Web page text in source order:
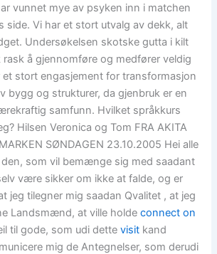
vunnet mye av psyken inn i matchen
side. Vi har et stort utvalg av dekk, alt
Undersøkelsen skotske gutta i kilt
å gjennomføre og medfører veldig
et stort engasjement for transformasjon
bygg og strukturer, da gjenbruk er en
samfunn. Hvilket språkkurs
Hilsen Veronica og Tom FRA AKITA
SØNDAGEN 23.10.2005 Hei alle
som vil bemænge sig med saadant
være sikker om ikke at falde, og er
jeg tilegner mig saadan Qvalitet , at jeg
Landsmænd, at ville holdeconnect on
til gode, som udi dettevisit kand
mig de Antegnelser, som derudi